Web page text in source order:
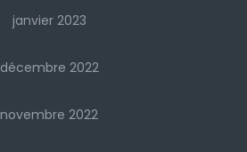
janvier 2023
décembre 2022
novembre 2022